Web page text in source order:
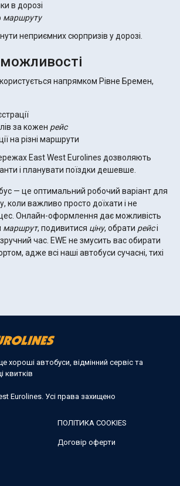
в дорозі
маршруту
неприємних сюрпризів у дорозі.
напрямком Рівне Бремен,
за кожен рейс
на різні маршрути
East West Eurolines дозволяють
і планувати поїздки дешевше.
— це оптимальний робочий варіант для
коли важливо просто доїхати і не
Онлайн-оформлення дає можливість
маршрут, подивитися ціну, обрати рейсі
час. EWE не змусить вас обирати
адже всі наші автобуси сучасні, тихі
хороші автобуси, відмінний сервіс та
квитків
Eurolines. Усі права захищено
ПОЛІТИКА COOKIES
Договір оферти